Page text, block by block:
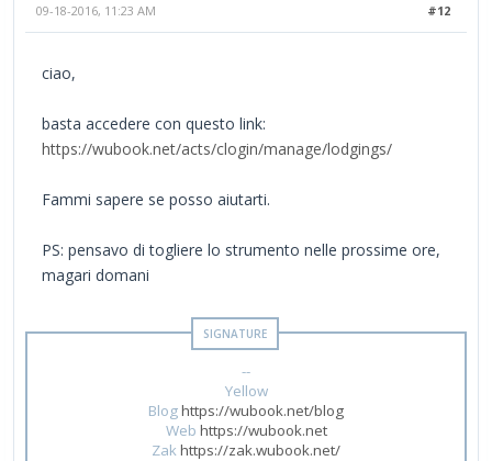
#12
09-18-2016, 11:23 AM
ciao,
basta accedere con questo link:
https://wubook.net/acts/clogin/manage/lodgings/
Fammi sapere se posso aiutarti.
PS: pensavo di togliere lo strumento nelle prossime ore,
magari domani
--
Yellow
Bloghttps://wubook.net/blog
Web https://wubook.net
Zakhttps://zak.wubook.net/